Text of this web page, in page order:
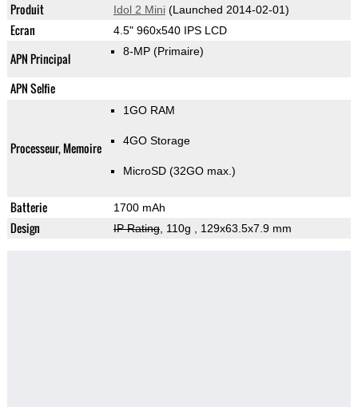
Produit Idol 2 Mini(Launched 2014-02-01)
Ecran 4.5" 960x540 IPS LCD
APN Principal 8-MP (Primaire)
APN Selfie
Processeur, Memoire
1GO RAM
4GO Storage
MicroSD (32GO max.)
Batterie 1700 mAh
Design IP Rating, 110g , 129x63.5x7.9 mm